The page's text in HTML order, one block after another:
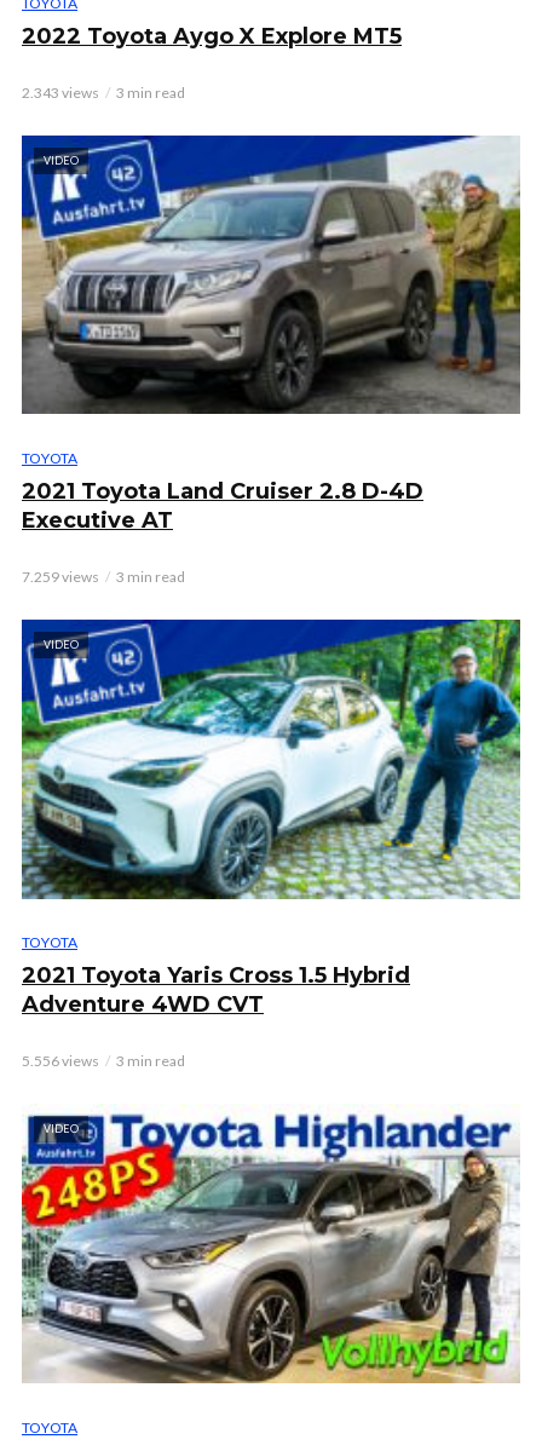
2022 Toyota Aygo X Explore MT5
2.343 views 3 min read
VIDEO
TOYOTA
2021 Toyota Land Cruiser 2.8 D-4D
Executive AT
7.259 views 3 min read
VIDEO
TOYOTA
2021 Toyota Yaris Cross 1.5 Hybrid
Adventure 4WD CVT
5.556 views 3 min read
VIDEO
TOYOTA